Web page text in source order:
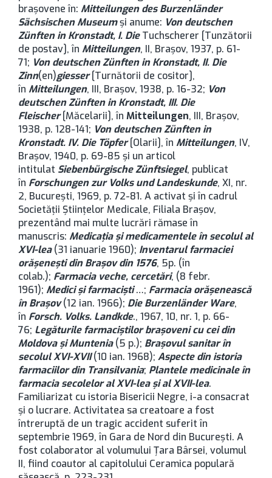
braşovene în: Mitteilungen des Burzenländer
Sächsischen Museumşi anume: Von deutschen
Zünften in Kronstadt, I. DieTuchscherer [Tunzătorii
de postav], în Mitteilungen, II, Brașov, 1937, p. 61-
71; Von deutschen Zünften in Kronstadt, II. Die
Zinn(en)giesser[Turnătorii de cositor],
în Mitteilungen, III, Brașov, 1938, p. 16-32; Von
deutschen Zünften in Kronstadt, III. Die
Fleischer[Măcelarii], în Mitteilungen, III, Brașov,
1938, p. 128-141; Von deutschen Zünften in
Kronstadt. IV. Die Töpfer[Olarii], în Mitteilungen, IV,
Brașov, 1940, p. 69-85 şi un articol
intitulat Siebenbürgische Zünftsiegel, publicat
în Forschungen zur Volks und Landeskunde, XI, nr.
2, București, 1969, p. 72-81. A activat şi în cadrul
Societăţii Ştiinţelor Medicale, Filiala Brașov,
prezentând mai multe lucrări rămase în
manuscris: Medicaţia şi medicamentele în secolul al
XVI-lea(31 ianuarie 1960); Inventarul farmaciei
orăşeneşti din Brașov din 1576, 5p. (în
colab.); Farmacia veche, cercetări, (8 febr.
1961); Medici şi farmacişti…; Farmacia orăşenească
în Brașov(12 ian. 1966); Die Burzenländer Ware,
în Forsch. Volks. Landkde., 1967, 10, nr. 1, p. 66-
76; Legăturile farmaciştilor braşoveni cu cei din
Moldova şi Muntenia(5 p.); Brașovul sanitar în
secolul XVI-XVII(10 ian. 1968); Aspecte din istoria
farmaciilor din Transilvania; Plantele medicinale în
farmacia secolelor al XVI-lea şi al XVII-lea.
Familiarizat cu istoria Bisericii Negre, i-a consacrat
şi o lucrare. Activitatea sa creatoare a fost
întreruptă de un tragic accident suferit în
septembrie 1969, în Gara de Nord din București. A
fost colaborator al volumului Ţara Bârsei, volumul
II, fiind coautor al capitolului Ceramica populară